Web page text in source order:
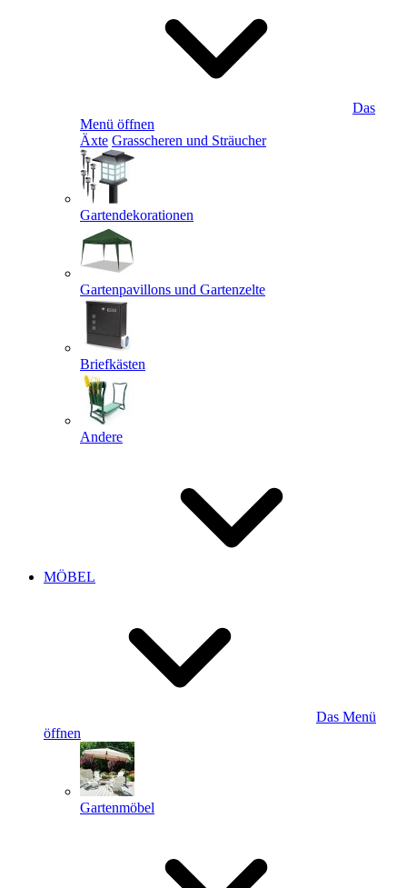
Das
Menü öffnen
Äxte Grasscheren und Sträucher
Gartendekorationen
Gartenpavillons und Gartenzelte
Briefkästen
Andere
MÖBEL
Das Menü
öffnen
Gartenmöbel